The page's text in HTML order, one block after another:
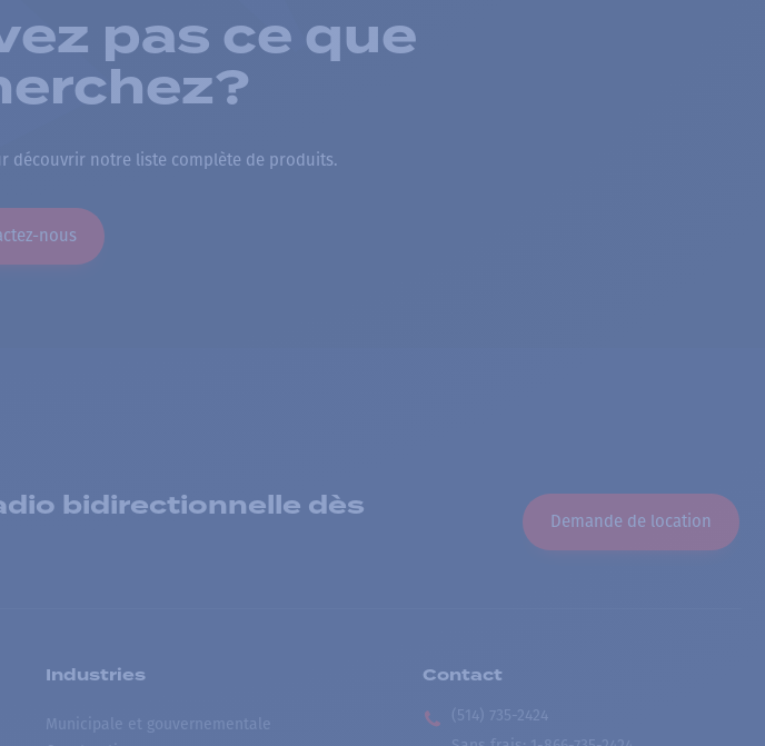
pas ce que
découvrir notre liste complète de produits.
nous
bidirectionnelle dès
Demande de location
Industries
Municipale et gouvernementale
Contact
(514) 735-2424